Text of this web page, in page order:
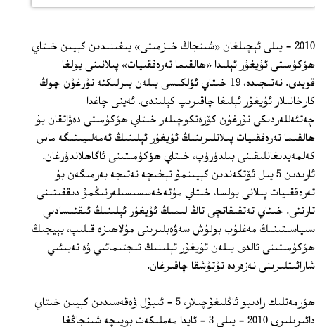
2010 - يىلى ئېچىلغان «شىنجاڭ خىزمىتى» يىغىنىدىن كېيىن خىتاي
ھۆكۈمىتى ئۇيغۇر ئېلىدا «ھالقىما تەرەققىيات» پىلانىنى يولغا
قويدى. نەتىجىدە، 19 خىتاي ئۆلكىسى بىلەن بىرلىكتە نۇرغۇن چوڭ
كارخانىلار ئۇيغۇر ئېلىغا چاقىرىپ كېلىندى. ئەينى چاغدا
چەتئەللەردىكى نۇرغۇن كۆزەتكۈچىلەر خىتاي ھۆكۈمىتى دەۋاتقان بۇ
ھالقىما تەرەققىيات پىلانلىرىنىڭ ئۇيغۇر ئېلىنىڭ ئەمەلىيىتىگە ماس
كەلمەيدىغانلىقىنى بىلدۈرۈپ، خىتاي ھۆكۈمىتىنى ئاگاھلاندۇرغان.
ئارىدىن 5 يىل ئۆتكەندىن كېيىنمۇ تېخىچە نەتىجە بەرمىگەن بۇ
تەرەققىيات پىلانى بولسا، خىتاي مۇتەخەسسىسىلەرنىڭمۇ دىققىتىنى
تارتتى. خىتاي تەتقىقاتچى تاڭ لىمىڭ ئۇيغۇر ئېلىنىڭ ئىقتىسادىي
سىياسىتىنىڭ مەغلۇب بولۇش سەۋەبلىرىنى مۇلاھىزە قىلىپ، بېيجىڭ
ھۆكۈمىتىنى ئالدى بىلەن ئۇيغۇر ئېلىنىڭ ئىجتىمائىي ۋە تەبىئىي
شارائىتلىرىنى نەزەردە تۇتۇشقا چاقىرغان.
ھۆرمەتلىك رادىيو ئاڭلىغۇچىلار، 5 - ئىيۇل ۋەقەسىدىن كېيىن خىتاي
دائىرىلىرى 2010 - يىلى 3 - ئايدا مەملىكەت بويىچە شىنجاڭغا